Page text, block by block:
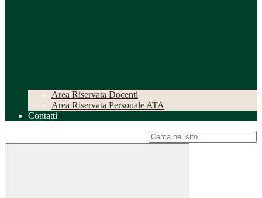
Area Riservata Docenti
Area Riservata Personale ATA
Contatti